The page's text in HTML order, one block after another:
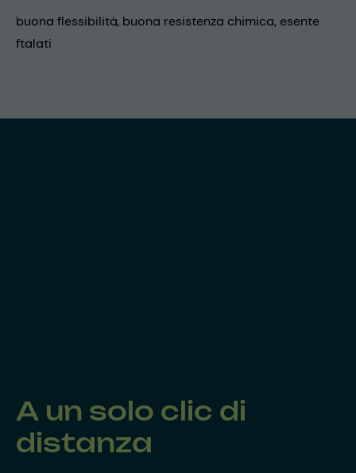
buona flessibilità, buona resistenza chimica, esente
ftalati
A un solo clic di
distanza